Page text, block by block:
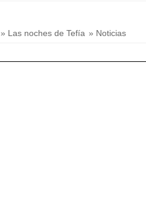
» Las noches de Tefía » Noticias